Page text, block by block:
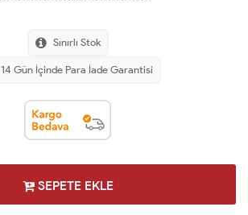
Sınırlı Stok
14 Gün İçinde Para İade Garantisi
SEPETE EKLE